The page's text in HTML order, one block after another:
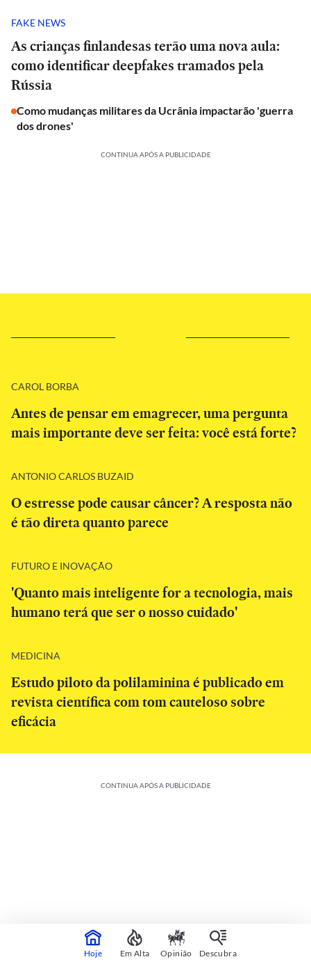
FAKE NEWS
As crianças finlandesas terão uma nova aula:
como identificar deepfakes tramados pela
Rússia
Como mudanças militares da Ucrânia impactarão 'guerra
dos drones'
CONTINUA APÓS A PUBLICIDADE
CAROL BORBA
Antes de pensar em emagrecer, uma pergunta
mais importante deve ser feita: você está forte?
ANTONIO CARLOS BUZAID
O estresse pode causar câncer? A resposta não
é tão direta quanto parece
FUTURO E INOVAÇÃO
'Quanto mais inteligente for a tecnologia, mais
humano terá que ser o nosso cuidado'
MEDICINA
Estudo piloto da polilaminina é publicado em
revista científica com tom cauteloso sobre
eficácia
CONTINUA APÓS A PUBLICIDADE
Colunistas
Hoje Em Alta Opinião Descubra